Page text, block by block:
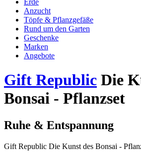
Erde
Anzucht
Töpfe & Pflanzgefäße
Rund um den Garten
Geschenke
Marken
Angebote
Gift Republic Die
Bonsai - Pflanzset
Ruhe & Entspannung
Gift Republic Die Kunst des Bonsai -